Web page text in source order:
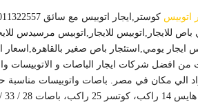
اتوبيس كوستر,ايجار اتوبيس مع سائق 01011322557,ايجار اتوبيس للغردقة,
للايجار,اتوبيس للايجار,اتوبيس مرسيدس
ايجار يومي, استئجار باص صغير
من افضل شركات ايجار الباصات و الاتوبيسات
الي مكان في مصر. باصات واتوبيسات مناسبة